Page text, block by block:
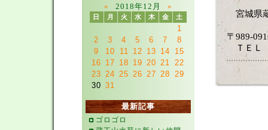
宮城県
〒989-
ＴＥＬ
«
2018年12月 »
日 月 火 水 木 金 土
1
2
3 4 5 6 7
8
9
10 11 12 13 14
15
16 17 18 19 20 21 22
23 24 25 26 27 28 29
30 31
最新記事
ゴロゴロ